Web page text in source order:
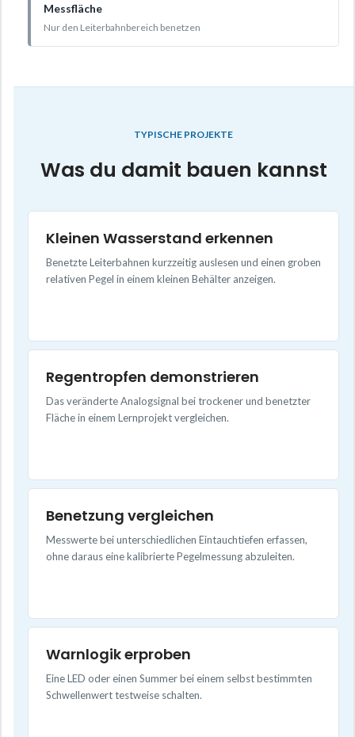
Messfläche
Nur den Leiterbahnbereich benetzen
TYPISCHE PROJEKTE
Was du damit bauen kannst
Kleinen Wasserstand erkennen
Benetzte Leiterbahnen kurzzeitig auslesen und einen groben
relativen Pegel in einem kleinen Behälter anzeigen.
Regentropfen demonstrieren
Das veränderte Analogsignal bei trockener und benetzter
Fläche in einem Lernprojekt vergleichen.
Benetzung vergleichen
Messwerte bei unterschiedlichen Eintauchtiefen erfassen,
ohne daraus eine kalibrierte Pegelmessung abzuleiten.
Warnlogik erproben
Eine LED oder einen Summer bei einem selbst bestimmten
Schwellenwert testweise schalten.